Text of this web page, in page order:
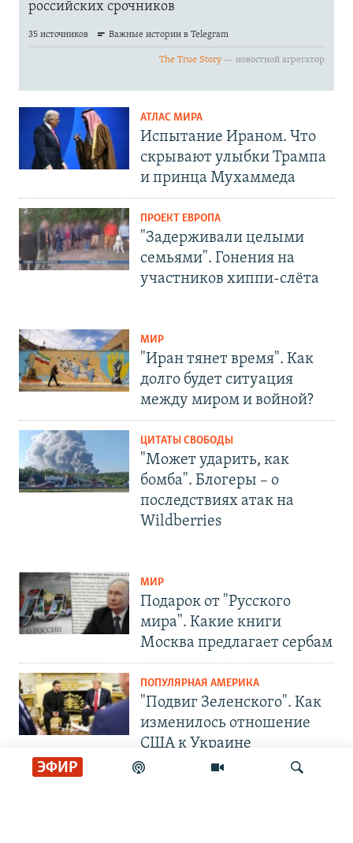
ЭФИР
АТЛАС МИРА
Испытание Ираном. Что
скрывают улыбки Трампа
и принца Мухаммеда
ПРОЕКТ ЕВРОПА
"Задерживали целыми
семьями". Гонения на
участников хиппи-слёта
МИР
"Иран тянет время". Как
долго будет ситуация
между миром и войной?
ЦИТАТЫ СВОБОДЫ
"Может ударить, как
бомба". Блогеры – о
последствиях атак на
Wildberries
МИР
Подарок от "Русского
мира". Какие книги
Москва предлагает сербам
ПОПУЛЯРНАЯ АМЕРИКА
"Подвиг Зеленского". Как
изменилось отношение
США к Украине